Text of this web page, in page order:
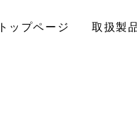
トップページ 取扱製